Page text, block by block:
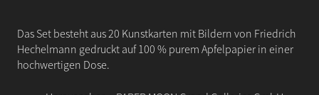
Das Set besteht aus 20 Kunstkarten mit Bildern von Friedrich
Hechelmann gedruckt auf 100 % purem Apfelpapier in einer
hochwertigen Dose.